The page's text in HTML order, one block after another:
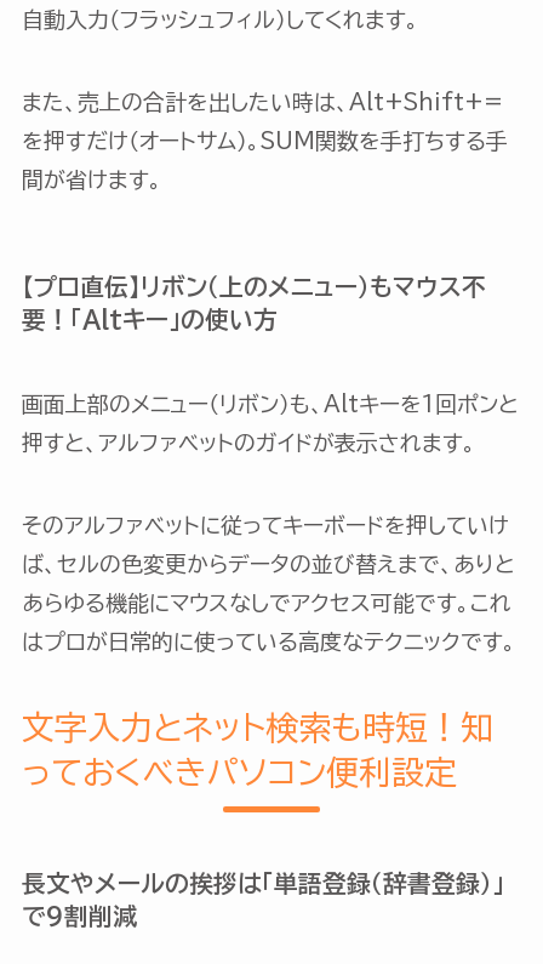
自動入力（フラッシュフィル）してくれます。
また、売上の合計を出したい時は、Alt+Shift+=
を押すだけ（オートサム）。SUM関数を手打ちする手
間が省けます。
【プロ直伝】リボン（上のメニュー）もマウス不
要！「Altキー」の使い方
画面上部のメニュー（リボン）も、Altキーを1回ポンと
押すと、アルファベットのガイドが表示されます。
そのアルファベットに従ってキーボードを押していけ
ば、セルの色変更からデータの並び替えまで、ありと
あらゆる機能にマウスなしでアクセス可能です。これ
はプロが日常的に使っている高度なテクニックです。
文字入力とネット検索も時短！知
っておくべきパソコン便利設定
長文やメールの挨拶は「単語登録（辞書登録）」
で9割削減